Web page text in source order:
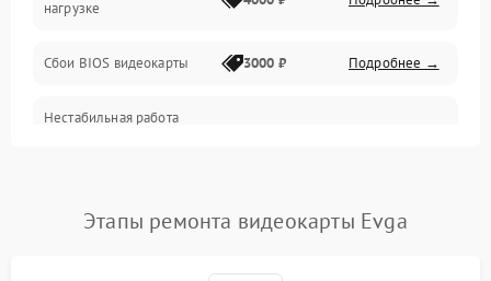
Электропитание
ПО
Электронные компоненты
Общие поломки
нагрузке
Сбои BIOS видеокарты 3000 ₽ Подробнее →
Нестабильная работа
Этапы ремонта видеокарты Evga